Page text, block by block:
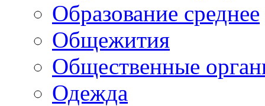
Образование среднее
Общежития
Общественные
Одежда